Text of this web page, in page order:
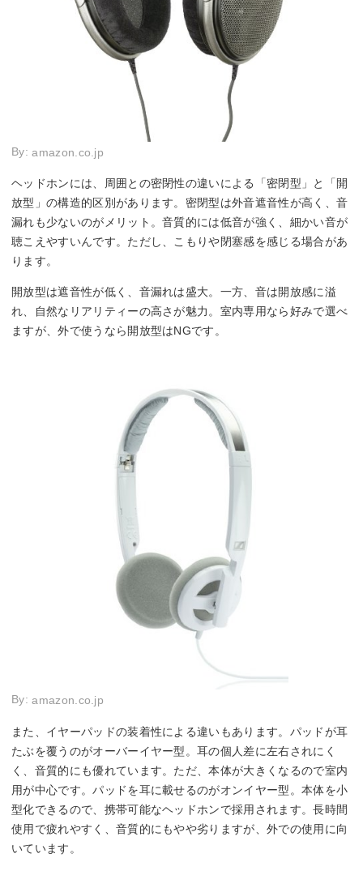
By:amazon.co.jp
ヘッドホンには、周囲との密閉性の違いによる「密閉型」と「開
放型」の構造的区別があります。密閉型は外音遮音性が高く、音
漏れも少ないのがメリット。音質的には低音が強く、細かい音が
聴こえやすいんです。ただし、こもりや閉塞感を感じる場合があ
ります。
開放型は遮音性が低く、音漏れは盛大。一方、音は開放感に溢
れ、自然なリアリティーの高さが魅力。室内専用なら好みで選べ
ますが、外で使うなら開放型はNGです。
By:amazon.co.jp
また、イヤーパッドの装着性による違いもあります。パッドが耳
たぶを覆うのがオーバーイヤー型。耳の個人差に左右されにく
く、音質的にも優れています。ただ、本体が大きくなるので室内
用が中心です。パッドを耳に載せるのがオンイヤー型。本体を小
型化できるので、携帯可能なヘッドホンで採用されます。長時間
使用で疲れやすく、音質的にもやや劣りますが、外での使用に向
いています。